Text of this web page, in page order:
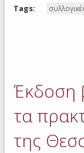
Tags:
Έκδοση
τα
της